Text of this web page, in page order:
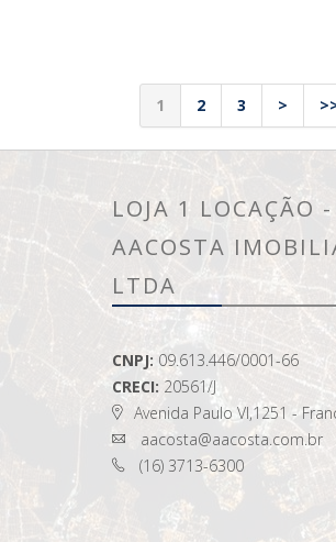
1 2 3 >
LOJA 1 LOCAÇÃO -
AACOSTA
LTDA
CNPJ: 09.613.446/0001-66
CRECI: 20561/J
Avenida Paulo VI,1251 -
aacosta@aacosta.com.br
(16) 3713-6300